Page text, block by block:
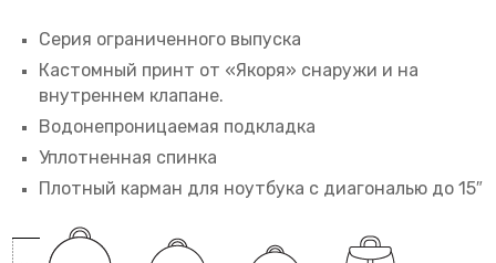
Серия ограниченного выпуска
Кастомный принт от «Якоря» снаружи и на
внутреннем клапане.
Водонепроницаемая подкладка
Уплотненная спинка
Плотный карман для ноутбука с диагональю до 15″